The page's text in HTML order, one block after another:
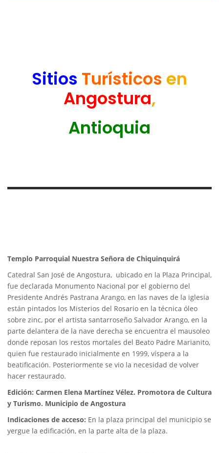
Sitios Turísticos en
Angostura,
Antioquia
Templo Parroquial Nuestra Señora de Chiquinquirá
Catedral San José de Angostura, ubicado en la Plaza Principal,
fue declarada Monumento Nacional por el gobierno del
Presidente Andrés Pastrana Arango, en las naves de la iglesia
están pintados los Misterios del Rosario en la técnica óleo
sobre zinc, por el artista santarroseño Salvador Arango, en la
parte delantera de la nave derecha se encuentra el mausoleo
donde reposan los restos mortales del Beato Padre Marianito,
quien fue restaurado inicialmente en 1999, víspera a la
beatificación. Posteriormente se vio la necesidad de volver
hacer restaurado.
Edición: Carmen Elena Martínez Vélez. Promotora de Cultura
y Turismo. Municipio de Angostura
Indicaciones de acceso: En la plaza principal del municipio se
yergue la edificación, en la parte alta de la plaza.